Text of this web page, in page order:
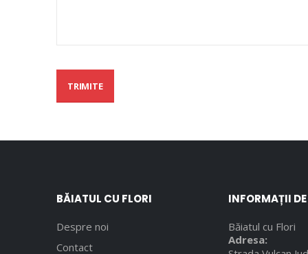
TRIMITE
BĂIATUL CU FLORI
Despre noi
Contact
INFORMAȚII
Băiatul cu Flori
Adresa: